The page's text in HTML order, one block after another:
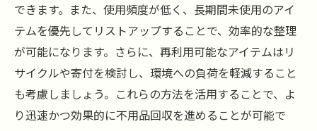
できます。また、使用頻度が低く、長期間未使用のアイ
テムを優先してリストアップすることで、効率的な整理
が可能になります。さらに、再利用可能なアイテムはリ
サイクルや寄付を検討し、環境への負荷を軽減すること
も考慮しましょう。これらの方法を活用することで、よ
り迅速かつ効果的に不用品回収を進めることが可能で